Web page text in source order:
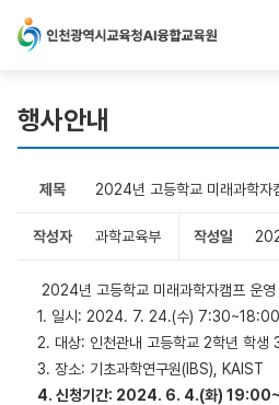
본문 바로가기
행사안내
제목 2024년 고등학교 미래과학자
작성자 과학교육부 작성일
2024년 고등학교 미래과학자캠프 운
1. 일시: 2024. 7. 24.(수) 7:30~18:00
2. 대상: 인천관내 고등학교 2학년 학생
3. 장소: 기초과학연구원(IBS), KAIST
4. 신청기간: 2024. 6. 4.(화)